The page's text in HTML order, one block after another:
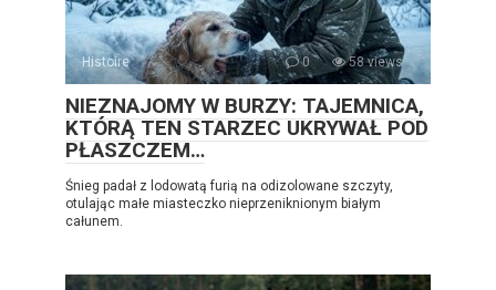
Histoire 0 58 views
NIEZNAJOMY W BURZY: TAJEMNICA,
KTÓRĄ TEN STARZEC UKRYWAŁ POD
PŁASZCZEM…
Śnieg padał z lodowatą furią na odizolowane szczyty,
otulając małe miasteczko nieprzeniknionym białym
całunem.